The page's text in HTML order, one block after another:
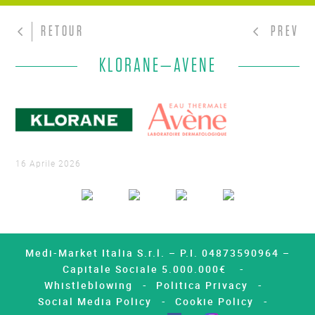
RETOUR PREV
KLORANE—AVENE
16 Aprile 2026
Medi-Market Italia S.r.l. – P.I. 04873590964 –
Capitale Sociale 5.000.000€
Whistleblowing
Politica Privacy
Social Media Policy
Cookie Policy